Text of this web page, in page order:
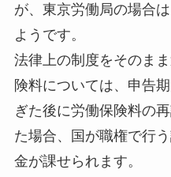
が、東京労働局の場合
ようです。
法律上の制度をそのま
険料については、申告
ぎた後に労働保険料の
た場合、国が職権で行
金が課せられます。